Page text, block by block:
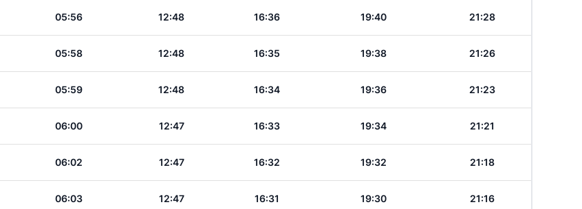
05:56 12:48 16:36 19:40 21:28
05:58 12:48 16:35 19:38 21:26
05:59 12:48 16:34 19:36 21:23
06:00 12:47 16:33 19:34 21:21
06:02 12:47 16:32 19:32 21:18
06:03 12:47 16:31 19:30 21:16